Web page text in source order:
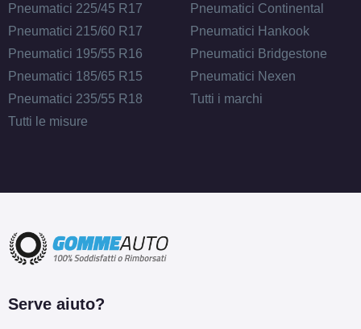
Pneumatici 225/45 R17
Pneumatici 215/60 R17
Pneumatici 195/55 R16
Pneumatici 185/65 R15
Pneumatici 235/55 R18
Tutti le misure
Pneumatici Continental
Pneumatici Hankook
Pneumatici Bridgestone
Pneumatici Nexen
Tutti i marchi
Serve aiuto?